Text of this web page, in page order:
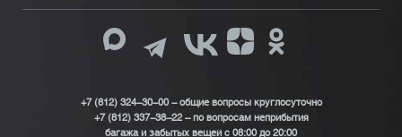
+7 (812) 324-30-00 - общие вопросы круглосуточно
+7 (812) 337-38-22 – по вопросам неприбытия
багажа и забытых вещей с 08:00 до 20:00